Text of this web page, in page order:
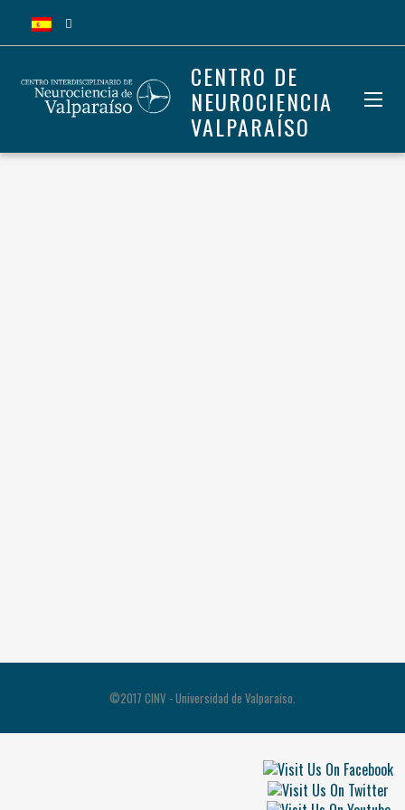
CENTRO DE
NEUROCIENCIA
VALPARAÍSO
©2017 CINV - Universidad de Valparaíso.